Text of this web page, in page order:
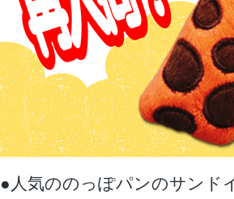
●人気ののっぽパンのサンド